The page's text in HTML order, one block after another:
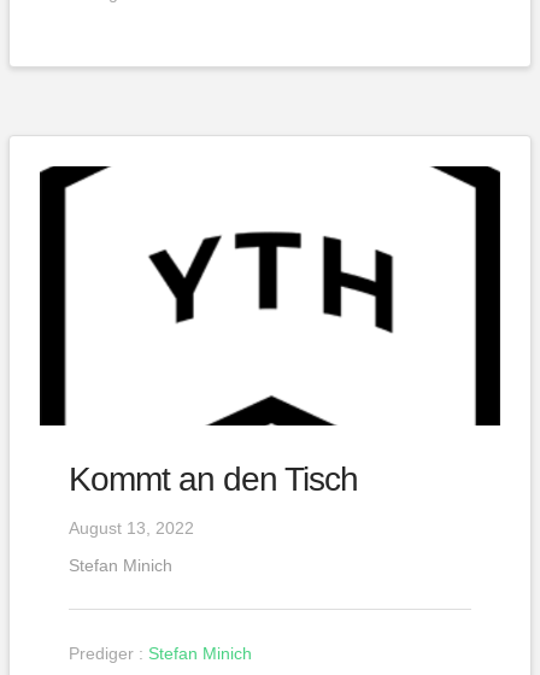
Kommt an den Tisch
August 13, 2022
Stefan Minich
Prediger : Stefan Minich